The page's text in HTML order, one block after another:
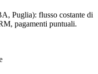
Puglia): flusso costante di
pagamenti puntuali.